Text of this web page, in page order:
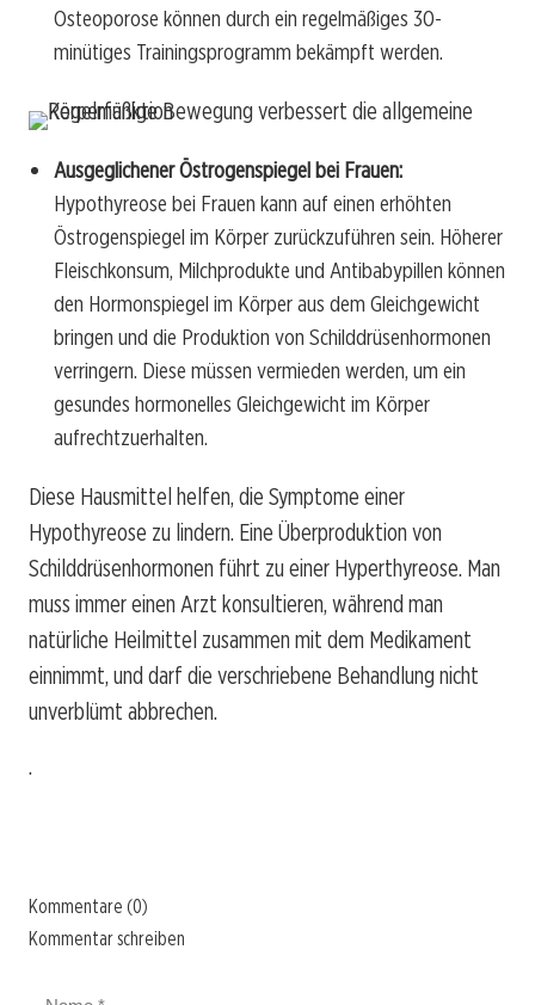
Osteoporose können durch ein regelmäßiges 30-
minütiges Trainingsprogramm bekämpft werden.
Ausgeglichener Östrogenspiegel bei Frauen:
Hypothyreose bei Frauen kann auf einen erhöhten
Östrogenspiegel im Körper zurückzuführen sein. Höherer
Fleischkonsum, Milchprodukte und Antibabypillen können
den Hormonspiegel im Körper aus dem Gleichgewicht
bringen und die Produktion von Schilddrüsenhormonen
verringern. Diese müssen vermieden werden, um ein
gesundes hormonelles Gleichgewicht im Körper
aufrechtzuerhalten.
Diese Hausmittel helfen, die Symptome einer
Hypothyreose zu lindern. Eine Überproduktion von
Schilddrüsenhormonen führt zu einer Hyperthyreose. Man
muss immer einen Arzt konsultieren, während man
natürliche Heilmittel zusammen mit dem Medikament
einnimmt, und darf die verschriebene Behandlung nicht
unverblümt abbrechen.
.
Kommentare (0)
Kommentar schreiben